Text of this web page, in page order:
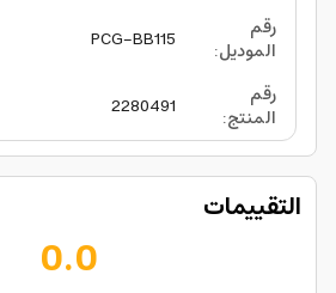
رقم
الموديل:
PCG-BB115
رقم
المنتج:
2280491
التقييمات
0.0